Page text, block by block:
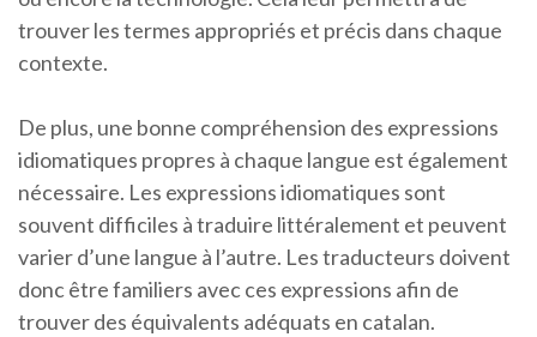
trouver les termes appropriés et précis dans chaque
contexte.
De plus, une bonne compréhension des expressions
idiomatiques propres à chaque langue est également
nécessaire. Les expressions idiomatiques sont
souvent difficiles à traduire littéralement et peuvent
varier d’une langue à l’autre. Les traducteurs doivent
donc être familiers avec ces expressions afin de
trouver des équivalents adéquats en catalan.